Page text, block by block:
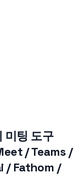
미팅 도구
/ Teams /
/ Fathom /